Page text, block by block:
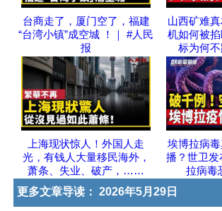
台商走了，厦门空了，福建
“台湾小镇”成空城 ！｜ #人民
报
山西矿难
机如何被
标为何
上海现状惊人！外国人走
光，有钱人大量移民海外，
萧条、失业、破产，……
埃博拉病
播？世卫发
拉病毒
更多文章导读： 2026年5月29日